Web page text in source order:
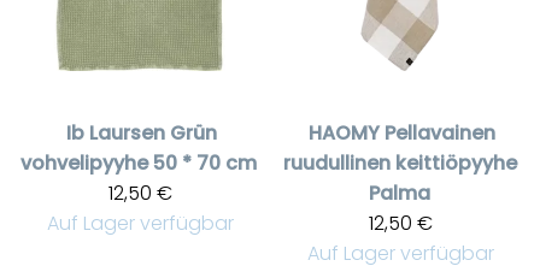
Ib Laursen Grün
vohvelipyyhe 50 * 70 cm
12,50 €
Auf Lager verfügbar
HAOMY Pellavainen
ruudullinen keittiöpyyhe
Palma
12,50 €
Auf Lager verfügbar